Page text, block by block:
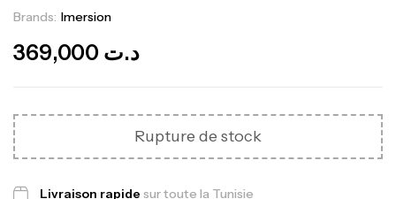
Brands: Imersion
د.ت
Rupture de stock
Livraison rapide sur toute la Tunisie